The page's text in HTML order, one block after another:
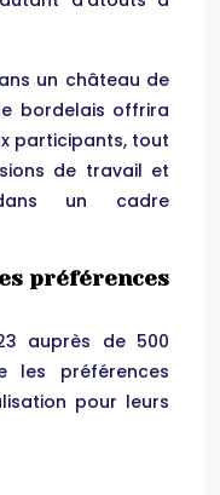
un château de
bordelais offrira
participants, tout
de travail et
un cadre
préférences
auprès de 500
les préférences
pour leurs